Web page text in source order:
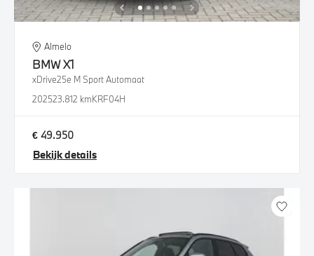
Almelo
BMWX1
xDrive25e M Sport Automaat
202523.812 kmKRF04H
€ 49.950
Bekijk details